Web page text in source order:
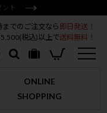
ト
までのご注文なら 即日発送！
税込)以上で送料無料！
ONLINE
SHOPPING